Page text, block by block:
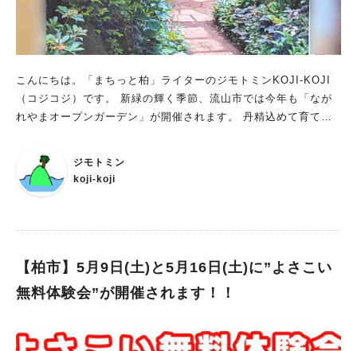
こんにちは。「まちっと柏」ライターのジモトミンKOJI-KOJI
（コジコジ）です。 新緑の輝く季節、流山市では今年も「なが
れやまオープンガーデン」が開催されます。 丹精込めて育てら
トです。 花の香りに包まれながら、理想の庭づくりのヒントを
探しに出かけてみませんか。
ジモトミン
koji-koji
【柏市】5月9日(土)と5月16日(土)に”よさこい
無料体験会”が開催されます！！